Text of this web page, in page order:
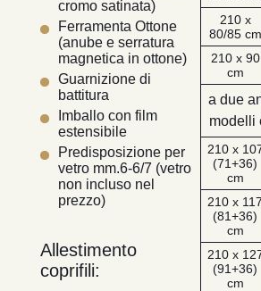
210 x
80/85 cm
210 x 90
cm
a due
modelli
210 x
(71+36)
cm
210 x 117
(81+36)
cm
210 x
(91+36)
cm
cromo satinata)
Ferramenta Ottone
(anube e serratura
magnetica in ottone)
Guarnizione di
battitura
Imballo con film
estensibile
Predisposizione per
vetro mm.6-6/7 (vetro
non incluso nel
prezzo)
Allestimento
coprifili: